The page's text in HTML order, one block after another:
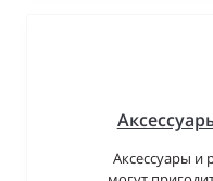
Аксессуары и